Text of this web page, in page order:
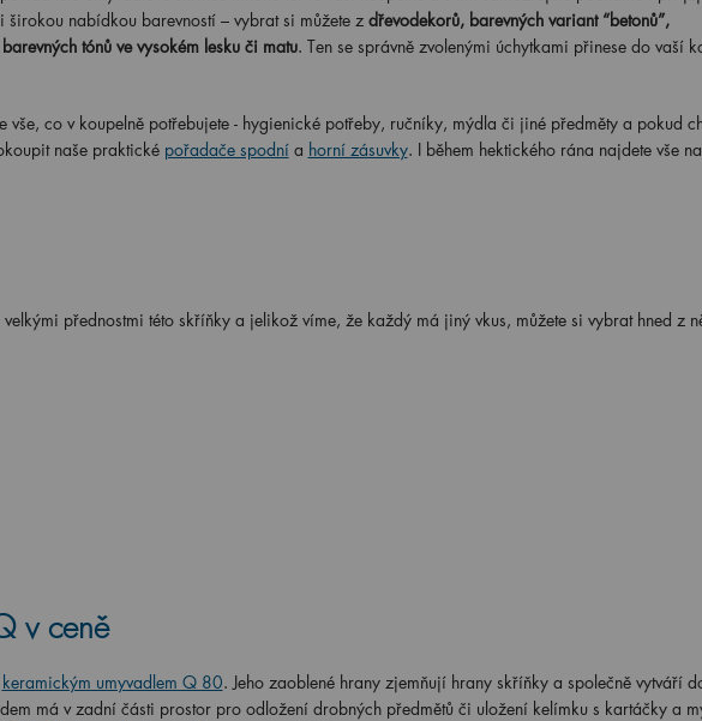
nabídkou barevností – vybrat si můžete z dřevodekorů, barevných variant “betonů”,
tónů ve vysokém lesku či matu. Ten se správně zvolenými úchytkami přinese do vaší
vše, co v koupelně potřebujete - hygienické potřeby, ručníky, mýdla či jiné předměty a pokud
naše praktické pořadače spodnía horní zásuvky. I během hektického rána najdete vše
přednostmi této skříňky a jelikož víme, že každý má jiný vkus, můžete si vybrat hned z
v ceně
keramickým umyvadlem Q 80. Jeho zaoblené hrany zjemňují hrany skříňky a společně vytváří
má v zadní části prostor pro odložení drobných předmětů či uložení kelímku s kartáčky a